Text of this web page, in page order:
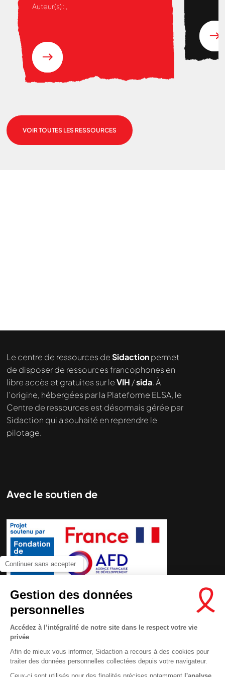
Continuer sans accepter
Gestion des données
personnelles
Accédez à l’intégralité de notre site dans le respect votre vie
privée
Afin de mieux vous informer, Sidaction a recours à des cookies pour
traiter des données personnelles collectées depuis votre navigateur.
Ceux-ci sont utilisés pour des finalités précises notamment l'analyse
Auteur(s) : ,
VOIR TOUTES LES RESSOURCES
Nous cherchons le contenu
demandé....
Le centre de ressources deSidactionpermet
de disposer de ressources francophones en
libre accès et gratuites sur leVIH /sida. À
l’origine, hébergées par la Plateforme ELSA, le
Centre de ressources est désormais gérée par
Sidaction qui a souhaité en reprendre le
pilotage.
Avec le soutien de